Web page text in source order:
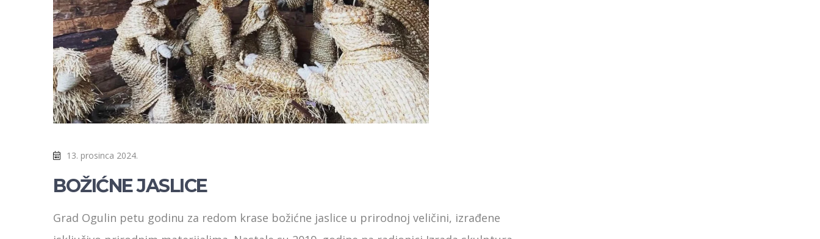
13. prosinca 2024.
BOŽIĆNE JASLICE
Grad Ogulin petu godinu za redom krase božićne jaslice u prirodnoj veličini, izrađene